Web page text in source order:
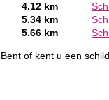
4.12 km
5.34 km
5.66 km
Bent of kent u een